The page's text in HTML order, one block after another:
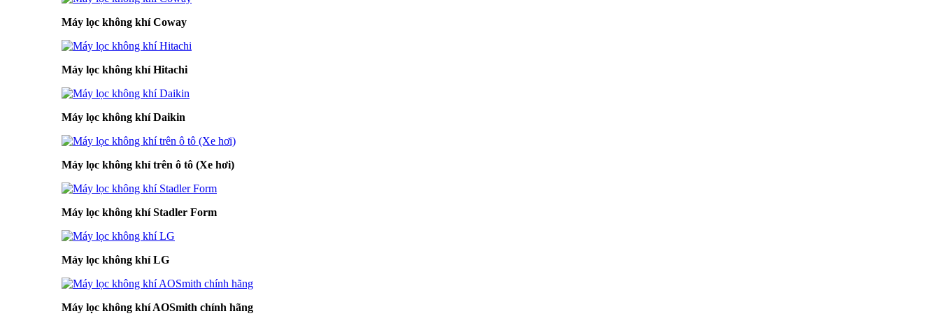
Máy lọc không khí Coway
Máy lọc không khí Hitachi
Máy lọc không khí Daikin
Máy lọc không khí trên ô tô (Xe hơi)
Máy lọc không khí Stadler Form
Máy lọc không khí LG
Máy lọc không khí AOSmith chính hãng